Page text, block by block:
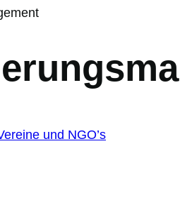
und NGO’s